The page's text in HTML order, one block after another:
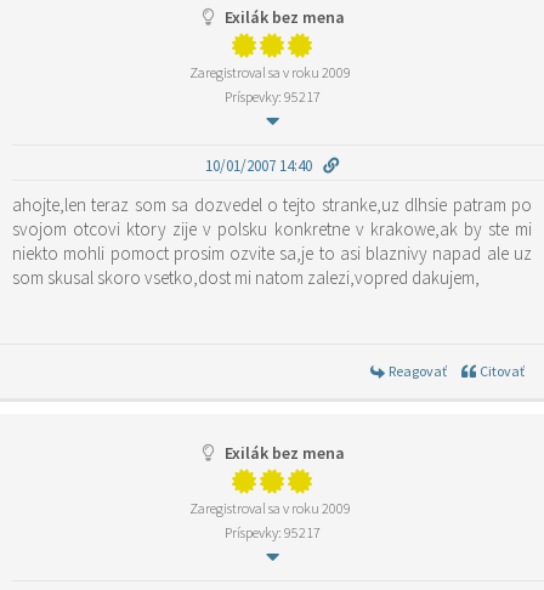
Exilák bez mena
Zaregistroval sa v roku 2009
Príspevky: 95217
10/01/2007 14:40
ahojte,len teraz som sa dozvedel o tejto stranke,uz dlhsie patram po
svojom otcovi ktory zije v polsku konkretne v krakowe,ak by ste mi
niekto mohli pomoct prosim ozvite sa,je to asi blaznivy napad ale uz
som skusal skoro vsetko,dost mi natom zalezi,vopred dakujem,
Reagovať Citovať
Exilák bez mena
Zaregistroval sa v roku 2009
Príspevky: 95217